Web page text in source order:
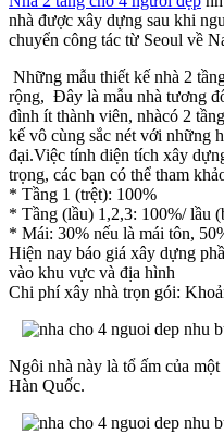
nhà được xây dựng sau khi
chuyển công tác từ Seoul về
Những mẫu thiết kế nhà 2
rộng, Đây là mẫu nhà tương
đình ít thành viên, nhàcó 2
kế vô cùng sắc nét với những
đại.Việc tính diện tích xây
trọng, các bạn có thể tham
* Tầng 1 (trệt): 100%
* Tầng (lầu) 1,2,3: 100%/ lầu
* Mái: 30% nếu là mái tôn,
Hiện nay báo giá xây dựng
vào khu vực và địa hình
Chi phí xây nhà trọn gói:
Ngôi nhà này là tổ ấm của
Hàn Quốc.